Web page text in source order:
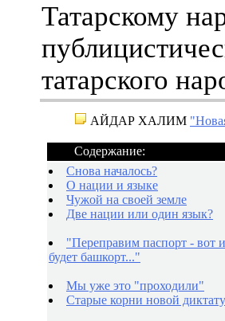
Татарскому
татарского
АЙДАР ХАЛИМ
Содержание:
Снова началось?
О нации и языке
Чужой на своей земле
Две нации или один язык?
"Переправим паспорт - вот и
будет башкорт..."
Мы уже это "проходили"
Старые корни новой